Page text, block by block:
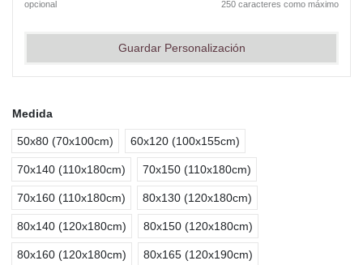
opcional 250 caracteres como máximo
Guardar Personalización
Medida
50x80 (70x100cm) 60x120 (100x155cm)
70x140 (110x180cm) 70x150 (110x180cm)
70x160 (110x180cm) 80x130 (120x180cm)
80x140 (120x180cm) 80x150 (120x180cm)
80x160 (120x180cm) 80x165 (120x190cm)